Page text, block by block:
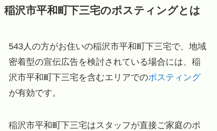
稲沢市平和町下三宅のポスティングとは
543人の方がお住いの稲沢市平和町下三宅で、地域
密着型の宣伝広告を検討されている場合には、稲
沢市平和町下三宅を含むエリアでのポスティング
が有効です。
稲沢市平和町下三宅はスタッフが直接ご家庭のポ